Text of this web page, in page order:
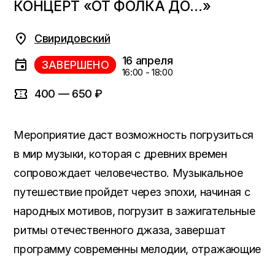
КОНЦЕРТ «ОТ ФОЛКА ДО…»
Свиридовский
ЗАВЕРШЕНО 16 апреля
16:00 - 18:00
400 — 650 ₽
Мероприятие даст возможность погрузиться
в мир музыки, которая с древних времен
сопровождает человечество. Музыкальное
путешествие пройдет через эпохи, начиная с
народных мотивов, погрузит в зажигательные
ритмы отечественного джаза, завершат
программу современны мелодии, отражающие